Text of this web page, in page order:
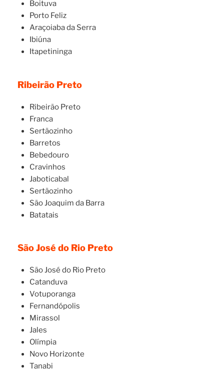
Boituva
Porto Feliz
Araçoiaba da Serra
Ibiúna
Itapetininga
Ribeirão Preto
Ribeirão Preto
Franca
Sertãozinho
Barretos
Bebedouro
Cravinhos
Jaboticabal
Sertãozinho
São Joaquim da Barra
Batatais
São José do Rio Preto
São José do Rio Preto
Catanduva
Votuporanga
Fernandópolis
Mirassol
Jales
Olímpia
Novo Horizonte
Tanabi